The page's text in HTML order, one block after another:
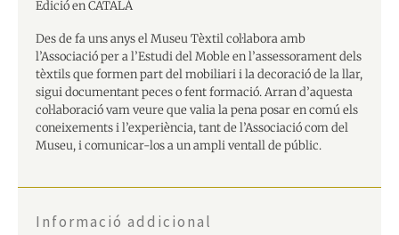
Edició en CATALÀ
Des de fa uns anys el Museu Tèxtil col·labora amb
l’Associació per a l’Estudi del Moble en l’assessorament dels
tèxtils que formen part del mobiliari i la decoració de la llar,
sigui documentant peces o fent formació. Arran d’aquesta
col·laboració vam veure que valia la pena posar en comú els
coneixements i l’experiència, tant de l’Associació com del
Museu, i comunicar-los a un ampli ventall de públic.
Informació addicional